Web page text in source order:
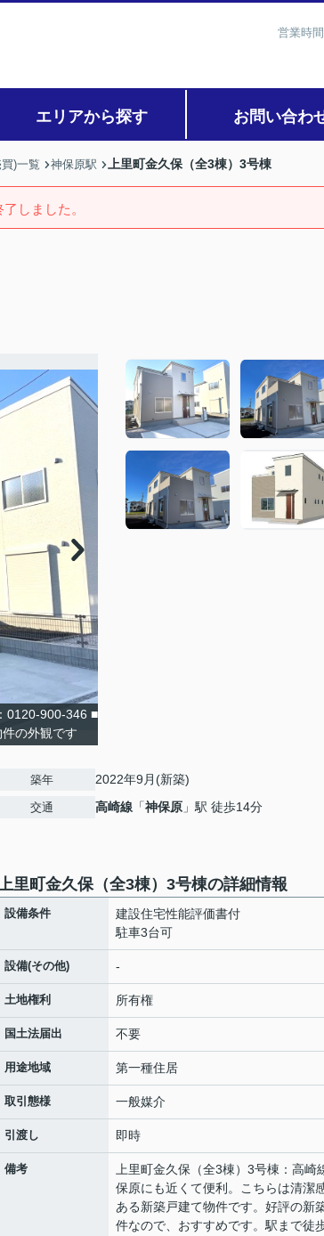
営業時
エリアから探す お問い合わ
)一覧 神保原駅 上里町金久保（全3棟）3号棟
しました。
0120-900-346 ■
の外観です
築年 2022年9月(新築)
交通 高崎線 「神保原 」駅 徒歩14分
里町金久保（全3棟）3号棟の詳細情報
設備条件
建設住宅性能評価書付
駐車3台可
設備(その他) -
土地権利 所有権
国土法届出 不要
用途地域 第一種住居
取引態様 一般媒介
引渡し 即時
備考
上里町金久保（全3棟）3号棟：高崎
保原にも近くて便利。こちらは清潔
ある新築戸建て物件です。好評の新
件なので、おすすめです。駅まで徒